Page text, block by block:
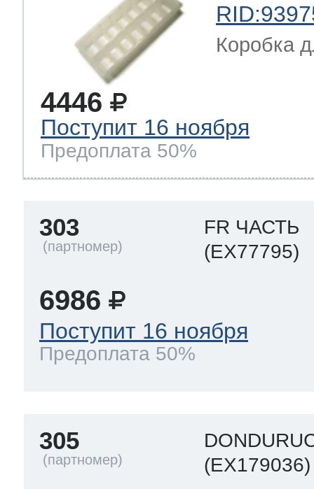
Коробка
4446
Поступит 16 ноября
Предоплата 50%
303
FR ЧАСТЬ
(EX77795)
6986
Поступит 16 ноября
Предоплата 50%
305
(EX179036)